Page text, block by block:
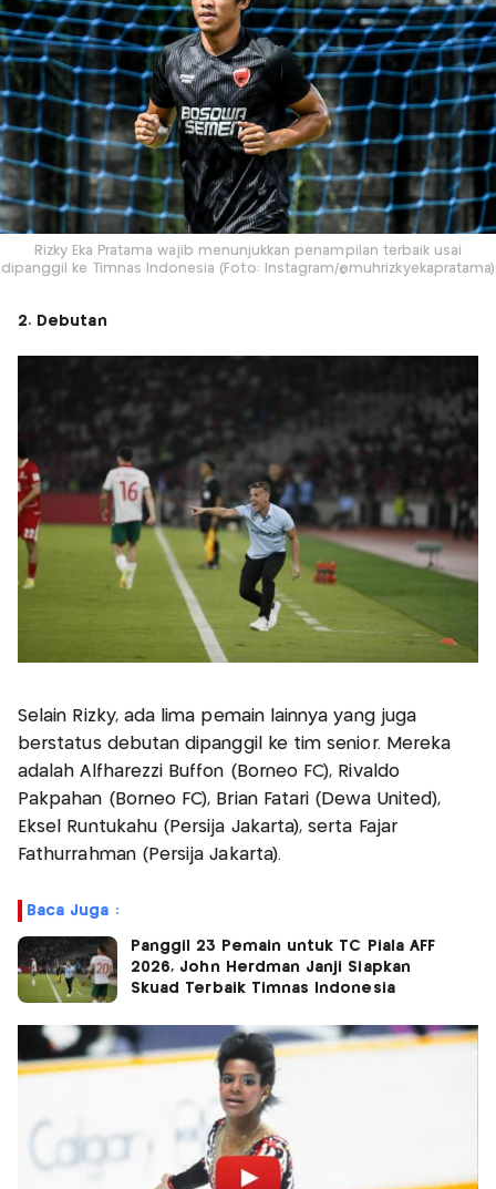
Rizky Eka Pratama wajib menunjukkan penampilan terbaik usai
dipanggil ke Timnas Indonesia (Foto: Instagram/@muhrizkyekapratama)
2. Debutan
Selain Rizky, ada lima pemain lainnya yang juga
berstatus debutan dipanggil ke tim senior. Mereka
adalah Alfharezzi Buffon (Borneo FC), Rivaldo
Pakpahan (Borneo FC), Brian Fatari (Dewa United),
Eksel Runtukahu (Persija Jakarta), serta Fajar
Fathurrahman (Persija Jakarta).
Baca Juga :
Panggil 23 Pemain untuk TC Piala AFF
2026, John Herdman Janji Siapkan
Skuad Terbaik Timnas Indonesia